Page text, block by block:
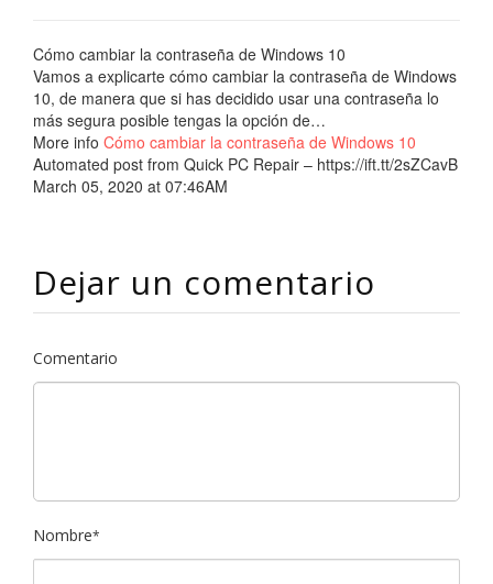
Cómo cambiar la contraseña de Windows 10
Vamos a explicarte cómo cambiar la contraseña de Windows
10, de manera que si has decidido usar una contraseña lo
más segura posible tengas la opción de…
More info Cómo cambiar la contraseña de Windows 10
Automated post from Quick PC Repair – https://ift.tt/2sZCavB
March 05, 2020 at 07:46AM
Dejar un comentario
Comentario
Nombre*